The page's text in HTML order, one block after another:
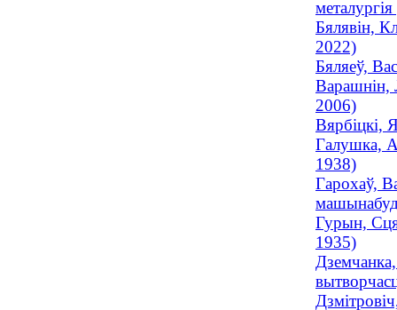
Бялявін,
2022)
Бяляеў,
Варашнін,
2006)
Вярбіцкі,
Галушка,
1938)
Гарохаў,
Гурын,
1935)